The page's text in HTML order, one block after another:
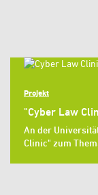
Projekt
"Cyber Law
An der
Clinic" zum